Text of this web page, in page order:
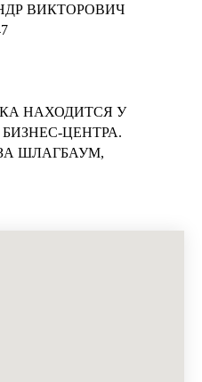
ВИКТОРОВИЧ
НАХОДИТСЯ У
ЦЕНТРА.
ШЛАГБАУМ,